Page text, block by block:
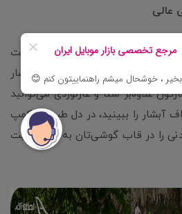
عالی
اگر از تفریحات تنگه براق خسته نشدید، می‌توانید با 2 ساعت
آبشار چشمه‌ای ایران، یعنی آبشار
علاوه‌بر شنا و غارنوردی می‌توانید
آبشار را ببینید، در دل طبیعت کمپ
را در قاب گوشی‌تان به یادگار ثبت